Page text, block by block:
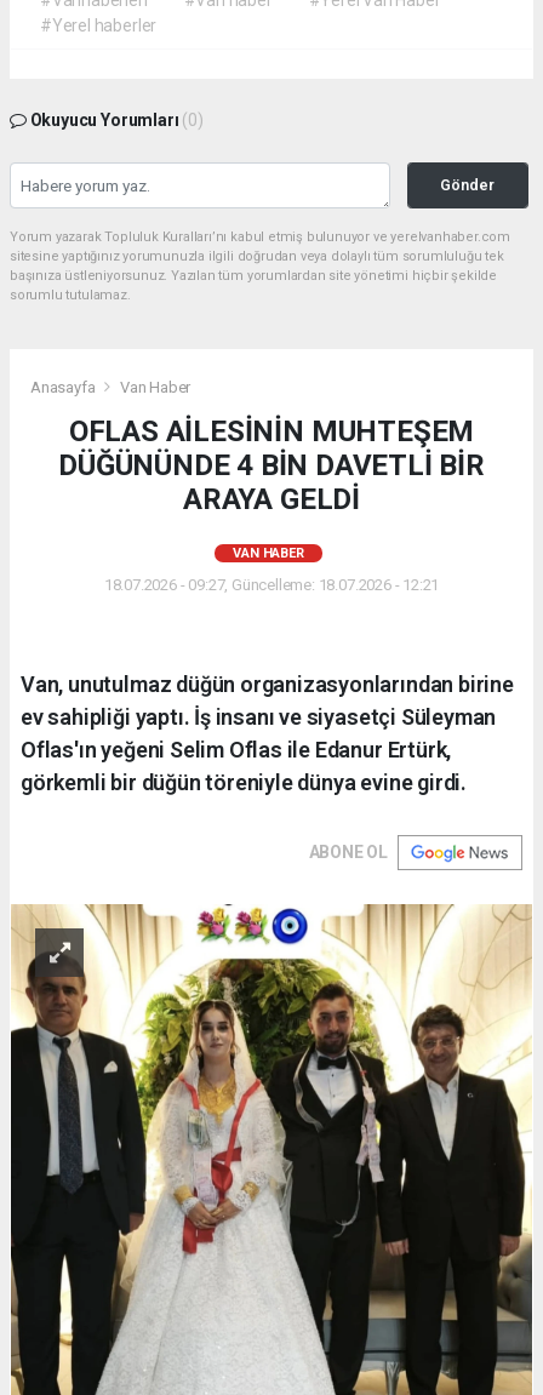
#Yerel haberler
Okuyucu Yorumları (0)
Gönder
Yorum yazarak Topluluk Kuralları’nı kabul etmiş bulunuyor ve yerelvanhaber.com
sitesine yaptığınız yorumunuzla ilgili doğrudan veya dolaylı tüm sorumluluğu tek
başınıza üstleniyorsunuz. Yazılan tüm yorumlardan site yönetimi hiçbir şekilde
sorumlu tutulamaz.
Anasayfa Van Haber
OFLAS AİLESİNİN MUHTEŞEM
DÜĞÜNÜNDE 4 BİN DAVETLİ BİR
ARAYA GELDİ
VAN HABER
18.07.2026 - 09:27, Güncelleme: 18.07.2026 - 12:21
Van, unutulmaz düğün organizasyonlarından birine
ev sahipliği yaptı. İş insanı ve siyasetçi Süleyman
Oflas'ın yeğeni Selim Oflas ile Edanur Ertürk,
görkemli bir düğün töreniyle dünya evine girdi.
ABONE OL